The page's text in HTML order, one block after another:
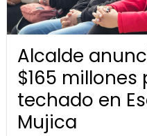
Alcalde
$165
techado en
Mujica